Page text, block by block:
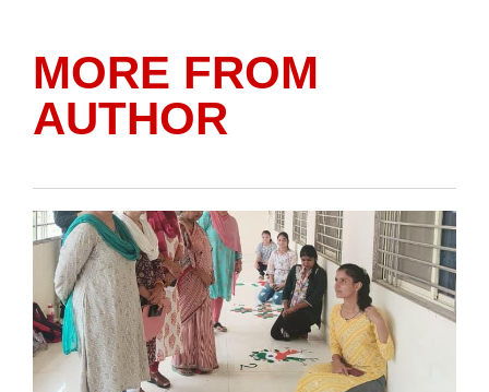
MORE FROM
AUTHOR